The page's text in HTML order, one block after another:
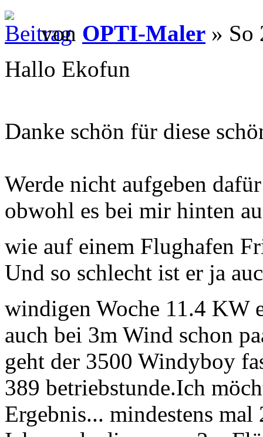
von OPTI-Maler » So
Hallo Ekofun
Danke schön für diese
Werde nicht aufgeben
obwohl es bei mir hinten
wie auf einem Flughafen
Und so schlecht ist er ja
windigen Woche 11.4 KW
auch bei 3m Wind schon
geht der 3500 Windyboy
389 betriebstunde.Ich
Ergebnis... mindestens